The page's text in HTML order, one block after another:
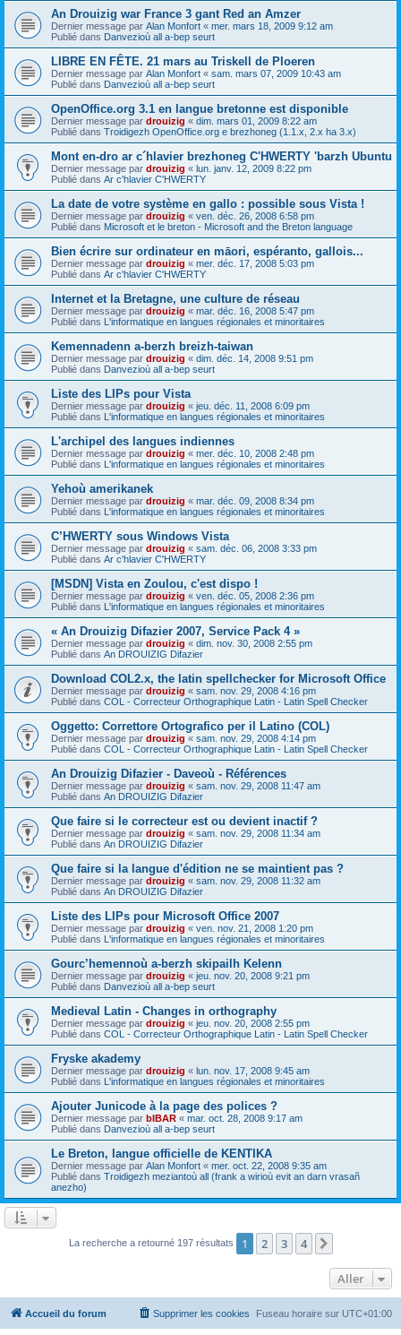
An Drouizig war France 3 gant Red an Amzer
Dernier message par Alan Monfort « mer. mars 18, 2009 9:12 am
Publié dans Danvezioù all a-bep seurt
LIBRE EN FÊTE. 21 mars au Triskell de Ploeren
Dernier message par Alan Monfort « sam. mars 07, 2009 10:43 am
Publié dans Danvezioù all a-bep seurt
OpenOffice.org 3.1 en langue bretonne est disponible
Dernier message par drouizig « dim. mars 01, 2009 8:22 am
Publié dans Troidigezh OpenOffice.org e brezhoneg (1.1.x, 2.x ha 3.x)
Mont en-dro ar c´hlavier brezhoneg C'HWERTY 'barzh Ubuntu
Dernier message par drouizig « lun. janv. 12, 2009 8:22 pm
Publié dans Ar c'hlavier C'HWERTY
La date de votre système en gallo : possible sous Vista !
Dernier message par drouizig « ven. déc. 26, 2008 6:58 pm
Publié dans Microsoft et le breton - Microsoft and the Breton language
Bien écrire sur ordinateur en māori, espéranto, gallois...
Dernier message par drouizig « mer. déc. 17, 2008 5:03 pm
Publié dans Ar c'hlavier C'HWERTY
Internet et la Bretagne, une culture de réseau
Dernier message par drouizig « mar. déc. 16, 2008 5:47 pm
Publié dans L'informatique en langues régionales et minoritaires
Kemennadenn a-berzh breizh-taiwan
Dernier message par drouizig « dim. déc. 14, 2008 9:51 pm
Publié dans Danvezioù all a-bep seurt
Liste des LIPs pour Vista
Dernier message par drouizig « jeu. déc. 11, 2008 6:09 pm
Publié dans L'informatique en langues régionales et minoritaires
L'archipel des langues indiennes
Dernier message par drouizig « mer. déc. 10, 2008 2:48 pm
Publié dans L'informatique en langues régionales et minoritaires
Yehoù amerikanek
Dernier message par drouizig « mar. déc. 09, 2008 8:34 pm
Publié dans L'informatique en langues régionales et minoritaires
C’HWERTY sous Windows Vista
Dernier message par drouizig « sam. déc. 06, 2008 3:33 pm
Publié dans Ar c'hlavier C'HWERTY
[MSDN] Vista en Zoulou, c'est dispo !
Dernier message par drouizig « ven. déc. 05, 2008 2:36 pm
Publié dans L'informatique en langues régionales et minoritaires
« An Drouizig Difazier 2007, Service Pack 4 »
Dernier message par drouizig « dim. nov. 30, 2008 2:55 pm
Publié dans An DROUIZIG Difazier
Download COL2.x, the latin spellchecker for Microsoft Office
Dernier message par drouizig « sam. nov. 29, 2008 4:16 pm
Publié dans COL - Correcteur Orthographique Latin - Latin Spell Checker
Oggetto: Correttore Ortografico per il Latino (COL)
Dernier message par drouizig « sam. nov. 29, 2008 4:14 pm
Publié dans COL - Correcteur Orthographique Latin - Latin Spell Checker
An Drouizig Difazier - Daveoù - Références
Dernier message par drouizig « sam. nov. 29, 2008 11:47 am
Publié dans An DROUIZIG Difazier
Que faire si le correcteur est ou devient inactif ?
Dernier message par drouizig « sam. nov. 29, 2008 11:34 am
Publié dans An DROUIZIG Difazier
Que faire si la langue d'édition ne se maintient pas ?
Dernier message par drouizig « sam. nov. 29, 2008 11:32 am
Publié dans An DROUIZIG Difazier
Liste des LIPs pour Microsoft Office 2007
Dernier message par drouizig « ven. nov. 21, 2008 1:20 pm
Publié dans L'informatique en langues régionales et minoritaires
Gourc’hemennoù a-berzh skipailh Kelenn
Dernier message par drouizig « jeu. nov. 20, 2008 9:21 pm
Publié dans Danvezioù all a-bep seurt
Medieval Latin - Changes in orthography
Dernier message par drouizig « jeu. nov. 20, 2008 2:55 pm
Publié dans COL - Correcteur Orthographique Latin - Latin Spell Checker
Fryske akademy
Dernier message par drouizig « lun. nov. 17, 2008 9:45 am
Publié dans L'informatique en langues régionales et minoritaires
Ajouter Junicode à la page des polices ?
Dernier message par bIBAR « mar. oct. 28, 2008 9:17 am
Publié dans Danvezioù all a-bep seurt
Le Breton, langue officielle de KENTIKA
Dernier message par Alan Monfort « mer. oct. 22, 2008 9:35 am
Publié dans Troidigezh meziantoù all (frank a wirioù evit an darn vrasañ
anezho)
La recherche a retourné 197 résultats 1 2 3 4
Aller
Accueil du forum Fuseau horaire sur UTC+01:00
Supprimer les cookies